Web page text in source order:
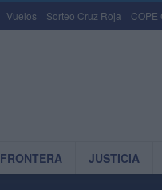
Vuelos Sorteo Cruz Roja COPE
FRONTERA JUSTICIA